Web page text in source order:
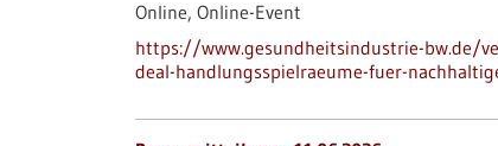
Online, Online-Event
https://www.gesundheitsindustrie-bw.de/
deal-handlungsspielraeume-fuer-